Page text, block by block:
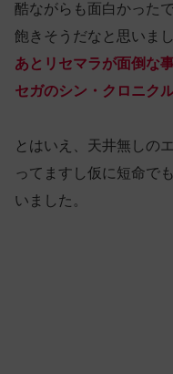
酷ながらも面白かった
飽きそうだなと思いまし
あとリセマラが面倒な
セガのシン・クロニク
とはいえ、天井無しの
ってますし仮に短命で
いました。